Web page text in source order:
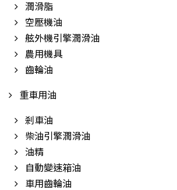
潤滑脂
空壓機油
舷外機引擎潤滑油
農用機具
齒輪油
重車用油
剎車油
柴油引擎潤滑油
油精
自動變速箱油
車用齒輪油